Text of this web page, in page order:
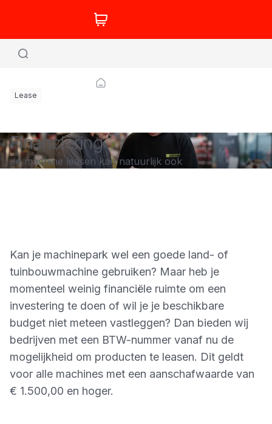
Lease
Financiering
Je machine leasen kan natuurlijk ook
Kan je machinepark wel een goede land- of
tuinbouwmachine gebruiken? Maar heb je
momenteel weinig financiële ruimte om een
investering te doen of wil je je beschikbare
budget niet meteen vastleggen? Dan bieden wij
bedrijven met een BTW-nummer vanaf nu de
mogelijkheid om producten te leasen. Dit geldt
voor alle machines met een aanschafwaarde van
€ 1.500,00 en hoger.